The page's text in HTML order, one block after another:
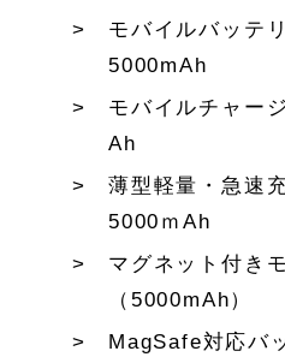
モバイルバッテ
5000mAh
モバイルチャー
Ah
薄型軽量・急速
5000ｍAh
マグネット付き
（5000mAh）
MagSafe対応バ